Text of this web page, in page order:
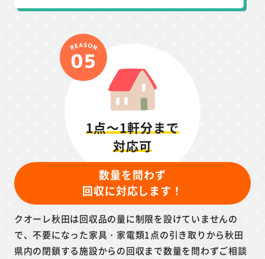
1点～1軒分まで
対応可
数量を問わず
回収に対応します！
クオーレ秋田は回収品の量に制限を設けていませんの
で、不要になった家具・家電類1点の引き取りから秋田
県内の閉鎖する施設からの回収まで数量を問わずご相談